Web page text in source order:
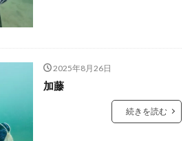
2025年8月26日
加藤
続きを読む